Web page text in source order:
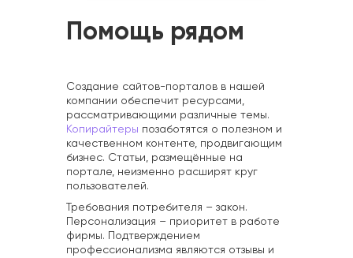
Помощь рядом
Создание сайтов-порталов в нашей
компании обеспечит ресурсами,
рассматривающими различные темы.
Копирайтеры позаботятся о полезном и
качественном контенте, продвигающим
бизнес. Статьи, размещённые на
портале, неизменно расширят круг
пользователей.
Требования потребителя – закон.
Персонализация – приоритет в работе
фирмы. Подтверждением
профессионализма являются отзывы и